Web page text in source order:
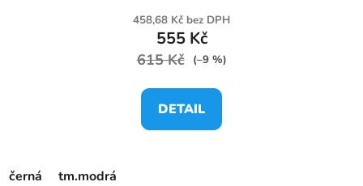
458,68 Kč bez DPH
555 Kč
615 Kč (–9 %)
DETAIL
černá tm.modrá